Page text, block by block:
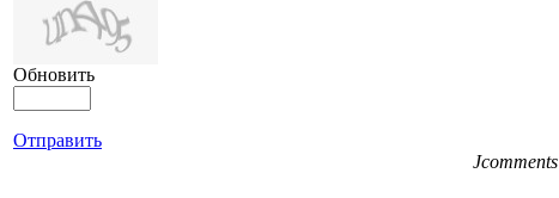
Обновить
Отправить
Jcomments